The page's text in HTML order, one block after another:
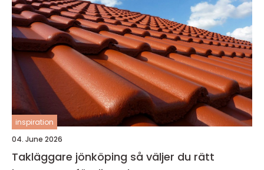
inspiration
04. June 2026
Takläggare jönköping så väljer du rätt